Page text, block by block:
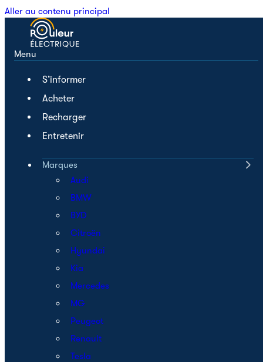
Aller au contenu principal
Menu
S’informer
Acheter
Recharger
Entretenir
Marques
Audi
BMW
BYD
Citroën
Hyundai
Kia
Mercedes
MG
Peugeot
Renault
Tesla